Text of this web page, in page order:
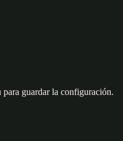
guardar la configuración.